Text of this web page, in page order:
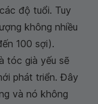
độ tuổi. Tuy
không nhiều
100 sợi).
tóc già yếu sẽ
phát triển. Đây
và nó không